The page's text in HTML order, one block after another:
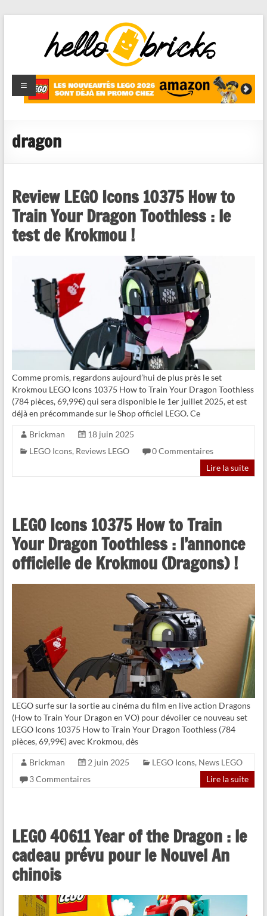
HelloBricks
Blog LEGO,
nouveaut�s
reviews
dragon
Review LEGO Icons 10375 How to
Train Your Dragon Toothless : le
test de Krokmou !
Comme promis, regardons aujourd’hui de plus près le set
Krokmou LEGO Icons 10375 How to Train Your Dragon Toothless
(784 pièces, 69,99€) qui sera disponible le 1er juillet 2025, et est
déjà en précommande sur le Shop officiel LEGO. Ce
Brickman
18 juin 2025
LEGO Icons, Reviews LEGO
0 Commentaires
Lire la suite
LEGO Icons 10375 How to Train
Your Dragon Toothless : l’annonce
officielle de Krokmou (Dragons) !
LEGO surfe sur la sortie au cinéma du film en live action Dragons
(How to Train Your Dragon en VO) pour dévoiler ce nouveau set
LEGO Icons 10375 How to Train Your Dragon Toothless (784
pièces, 69,99€) avec Krokmou, dès
Brickman 2 juin 2025 LEGO Icons, News LEGO
3 Commentaires
Lire la suite
LEGO 40611 Year of the Dragon : le
cadeau prévu pour le Nouvel An
chinois